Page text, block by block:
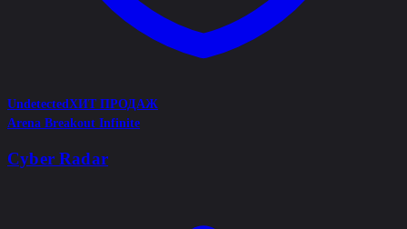
UndetectedХИТ ПРОДАЖ
Arena Breakout Infinite
Cyber Radar